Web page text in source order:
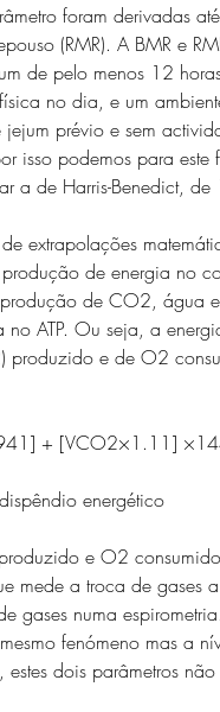
foram derivadas
(RMR). A BMR e
de pelo menos 12
no dia, e um
jejum prévio e sem
isso podemos para
a de Harris-Benedict,
extrapolações
de energia no
de CO2, água
no ATP. Ou seja, a
produzido e de O2
+ [VCO2×1.11]
energético
e O2
mede a troca de gases
gases numa
fenómeno mas a
dois parâmetros